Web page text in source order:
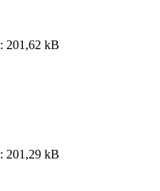
201,62 kB
201,29 kB